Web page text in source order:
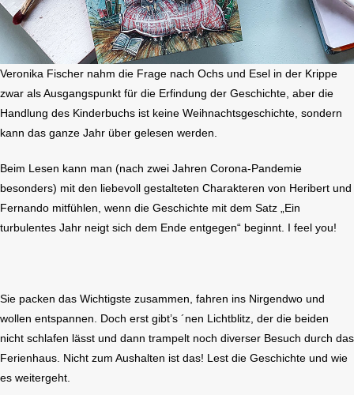
Veronika Fischer nahm die Frage nach Ochs und Esel in der Krippe
zwar als Ausgangspunkt für die Erfindung der Geschichte, aber die
Handlung des Kinderbuchs ist keine Weihnachtsgeschichte, sondern
kann das ganze Jahr über gelesen werden.
Beim Lesen kann man (nach zwei Jahren Corona-Pandemie
besonders) mit den liebevoll gestalteten Charakteren von Heribert und
Fernando mitfühlen, wenn die Geschichte mit dem Satz „Ein
turbulentes Jahr neigt sich dem Ende entgegen“ beginnt. I feel you!
Sie packen das Wichtigste zusammen, fahren ins Nirgendwo und
wollen entspannen. Doch erst gibt’s ´nen Lichtblitz, der die beiden
nicht schlafen lässt und dann trampelt noch diverser Besuch durch das
Ferienhaus. Nicht zum Aushalten ist das! Lest die Geschichte und wie
es weitergeht.